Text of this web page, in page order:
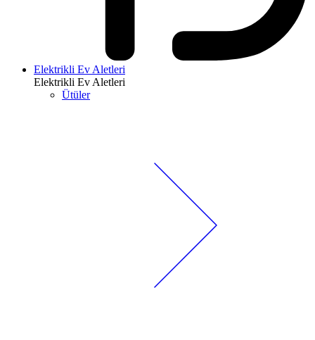
Elektrikli Ev Aletleri
Elektrikli Ev Aletleri
Ütüler